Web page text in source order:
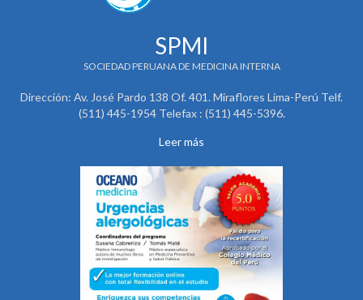
SPMI
SOCIEDAD PERUANA DE MEDICINA INTERNA
Dirección: Av. José Pardo 138 Of. 401. Miraflores Lima-Perú Telf.
(511) 445-1954 Telefax : (511) 445-5396.
Leer más